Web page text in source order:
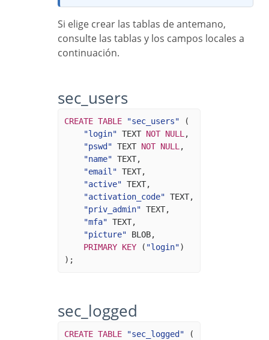
Si elige crear las tablas de antemano,
consulte las tablas y los campos locales a
continuación.
sec_users
CREATE TABLE "sec_users"
(
"login" TEXT NOT NULL ,
"pswd" TEXT NOT NULL ,
"name" TEXT,
"email" TEXT,
"active" TEXT,
"activation_code" TEXT,
"priv_admin" TEXT,
"mfa" TEXT,
"picture"
BLOB,
PRIMARY KEY ( "login")
);
sec_logged
CREATE TABLE "sec_logged"
(